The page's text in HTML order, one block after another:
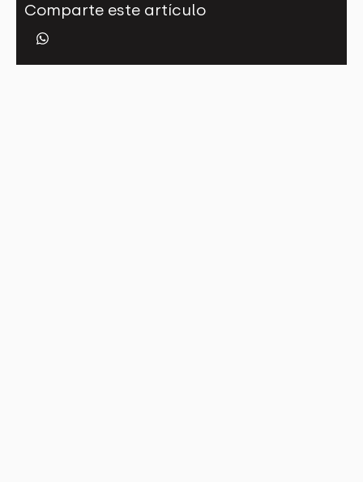
Comparte este artículo